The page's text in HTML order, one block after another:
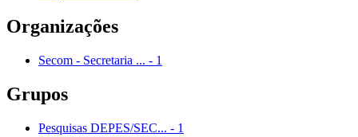
Organizações
Secom - Secretaria ... - 1
Grupos
Pesquisas DEPES/SEC... - 1